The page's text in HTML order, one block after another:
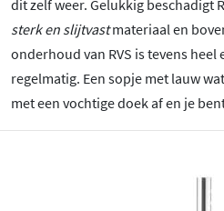
dit zelf weer. Gelukkig beschadigt
sterk en slijtvastmateriaal en
onderhoud van RVS is tevens
regelmatig. Een sopje met lauw
met een vochtige doek af en je